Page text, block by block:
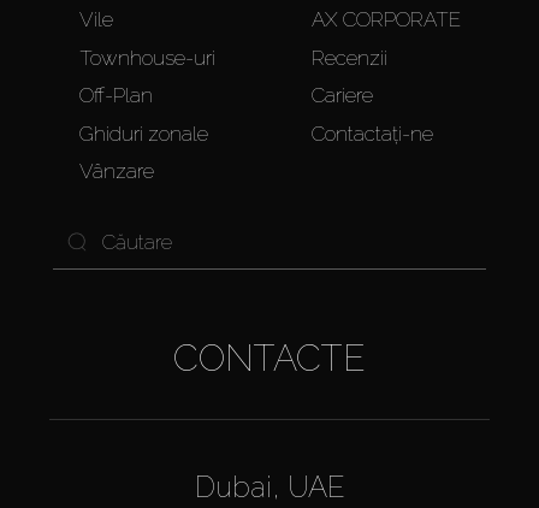
Vile
Townhouse-uri
Off-Plan
Ghiduri zonale
Vânzare
AX CORPORATE
Recenzii
Cariere
Contactați-ne
CONTACTE
Dubai, UAE